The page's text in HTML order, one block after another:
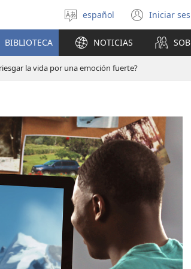
Seleccionar
idioma
español Iniciar(abre
una
nueva
BIBLIOTECA NOTICIAS
la vida por una emoción fuerte?